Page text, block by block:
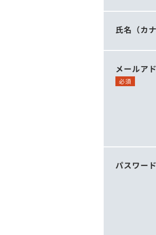
氏名（カナ
メールア
必須
パスワード